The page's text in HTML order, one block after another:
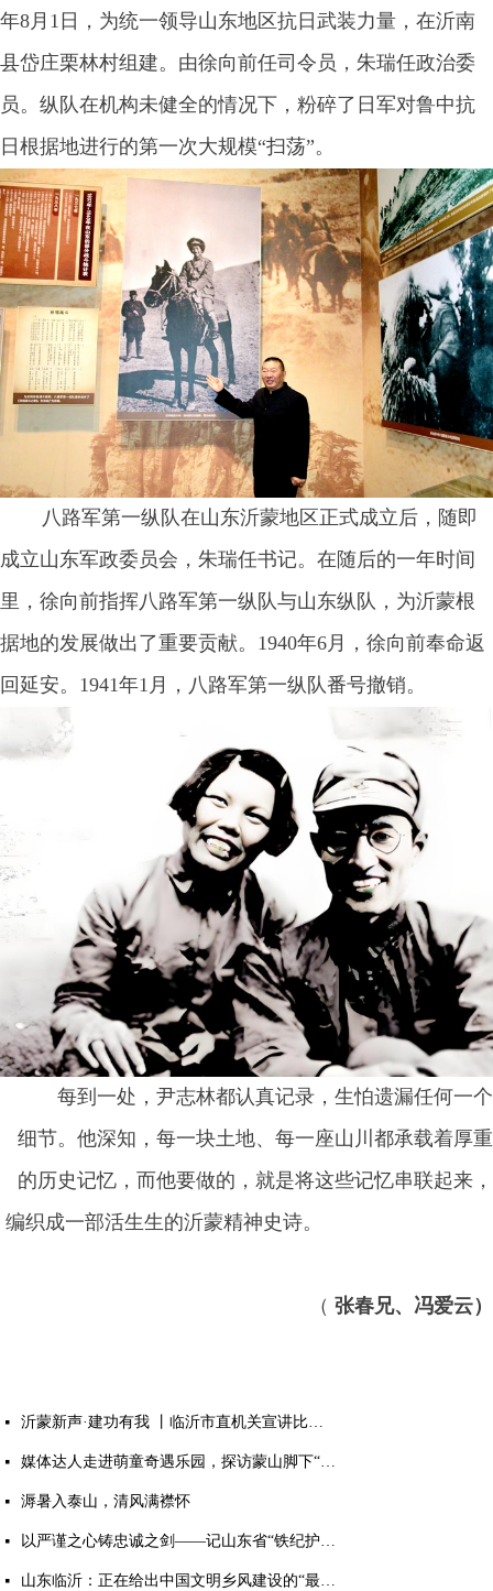
年8月1日，为统一领导山东地区抗日武装力量，在沂南
县岱庄栗林村组建。由徐向前任司令员，朱瑞任政治委
员。纵队在机构未健全的情况下，粉碎了日军对鲁中抗
日根据地进行的第一次大规模“扫荡”。
八路军第一纵队在山东沂蒙地区正式成立后，随即
成立山东军政委员会，朱瑞任书记。在随后的一年时间
里，徐向前指挥八路军第一纵队与山东纵队，为沂蒙根
据地的发展做出了重要贡献。 1940年6月，徐向前奉命返
回延安。1941年1月，八路军第一纵队番号撤销。
每到一处，尹志林都认真记录，生怕遗漏任何一个
细节。他深知，每一块土地、每一座山川都承载着厚重
的历史记忆，而他要做的，就是将这些记忆串联起来，
编织成一部活生生的沂蒙精神史诗。
（ 张春兄、冯爱云）
넷 沂蒙新声·建功有我 丨临沂市直机关宣讲比赛作品展演活动成功举行
넷 媒体达人走进萌童奇遇乐园，探访蒙山脚下“有温度的童话世界”
넷 溽暑入泰山，清风满襟怀
넷 以严谨之心铸忠诚之剑——记山东省“铁纪护航”先进个人、临沂市纪委监委第九审查调查室主任胡永亮
넷 山东临沂：正在给出中国文明乡风建设的“最美答案”